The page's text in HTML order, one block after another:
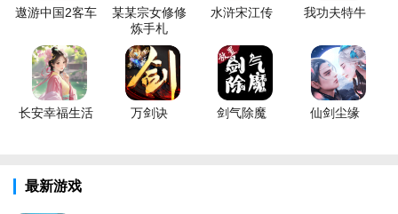
遨游中国2客车
某某宗女修修
炼手札
水浒宋江传 我功夫特牛
长安幸福生活 万剑诀 剑气除魔 仙剑尘缘
最新游戏